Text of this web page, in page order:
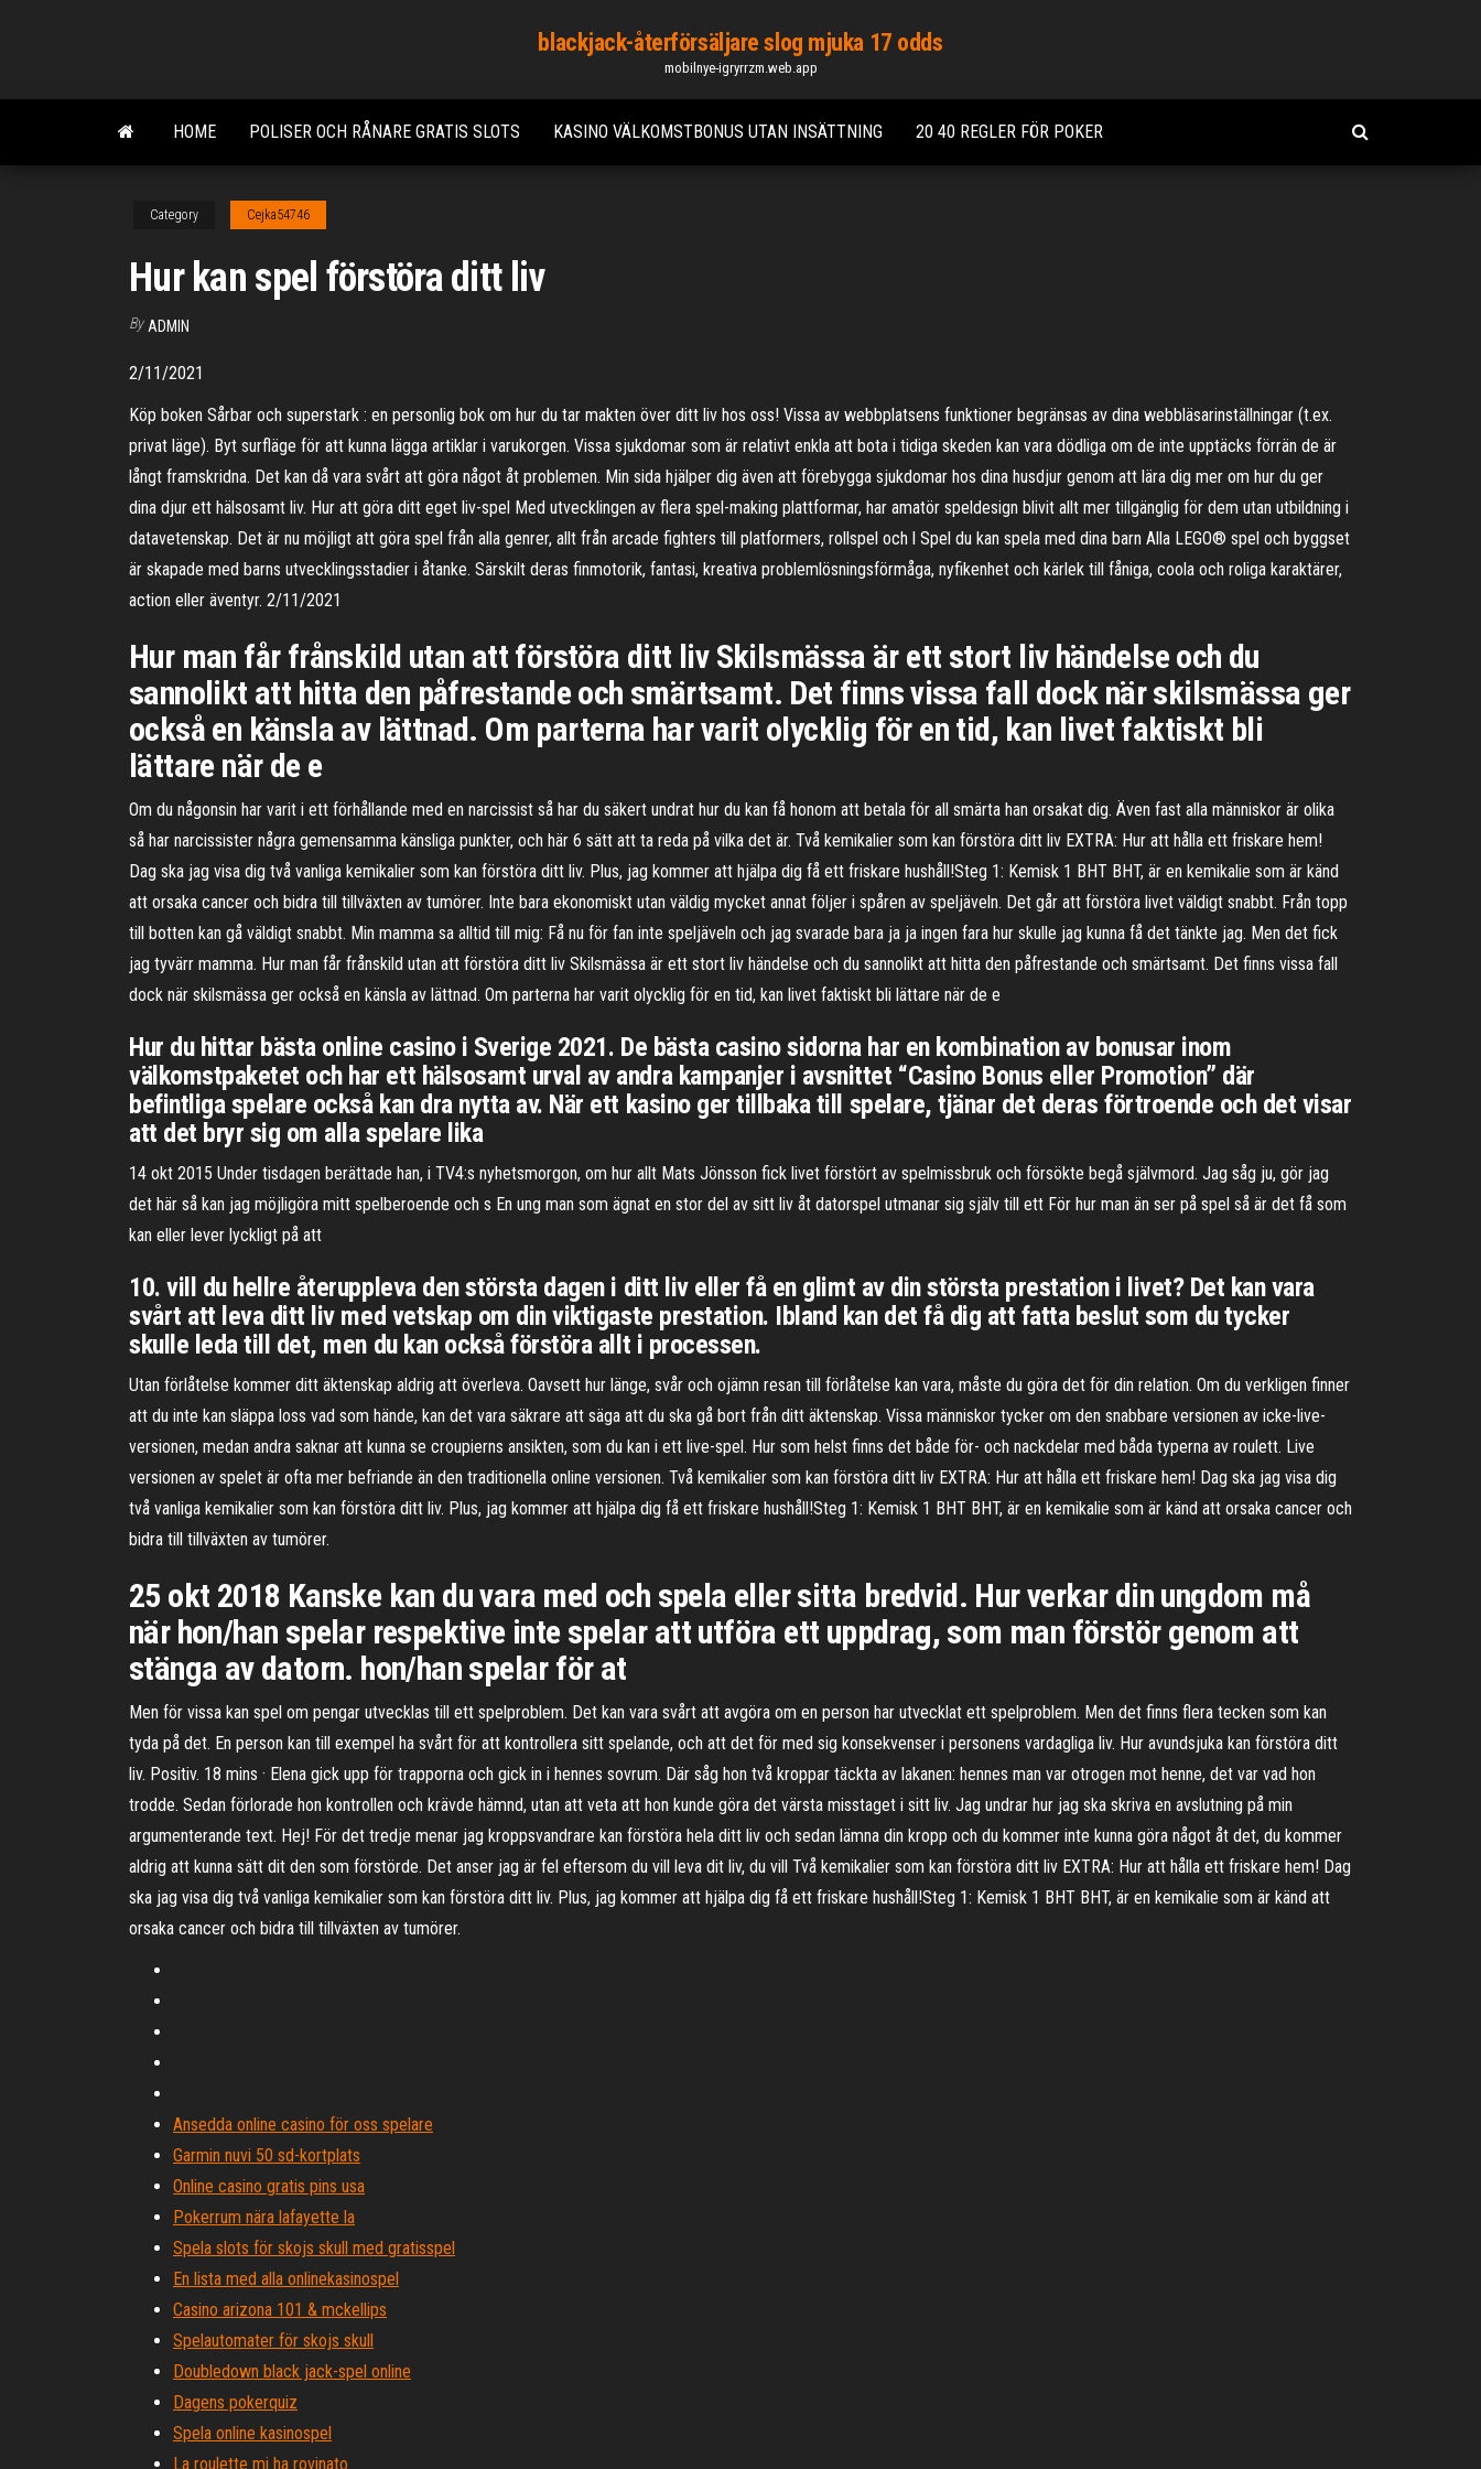
content
blackjack-återförsäljare slog mjuka 17 odds
mobilnye-igryrrzm.web.app
HOME POLISER OCH RÅNARE GRATIS SLOTS KASINO VÄLKOMSTBONUS UTAN INSÄTTNING 20 40 REGLER FÖR POKER
Category Cejka54746
Hur kan spel förstöra ditt liv
By ADMIN
2/11/2021
Köp boken Sårbar och superstark : en personlig bok om hur du tar makten över ditt liv hos oss! Vissa av webbplatsens funktioner begränsas av dina webbläsarinställningar (t.ex.
privat läge). Byt surfläge för att kunna lägga artiklar i varukorgen. Vissa sjukdomar som är relativt enkla att bota i tidiga skeden kan vara dödliga om de inte upptäcks förrän de är
långt framskridna. Det kan då vara svårt att göra något åt problemen. Min sida hjälper dig även att förebygga sjukdomar hos dina husdjur genom att lära dig mer om hur du ger
dina djur ett hälsosamt liv. Hur att göra ditt eget liv-spel Med utvecklingen av flera spel-making plattformar, har amatör speldesign blivit allt mer tillgänglig för dem utan utbildning i
datavetenskap. Det är nu möjligt att göra spel från alla genrer, allt från arcade fighters till platformers, rollspel och l Spel du kan spela med dina barn Alla LEGO® spel och byggset
är skapade med barns utvecklingsstadier i åtanke. Särskilt deras finmotorik, fantasi, kreativa problemlösningsförmåga, nyfikenhet och kärlek till fåniga, coola och roliga karaktärer,
action eller äventyr. 2/11/2021
Hur man får frånskild utan att förstöra ditt liv Skilsmässa är ett stort liv händelse och du
sannolikt att hitta den påfrestande och smärtsamt. Det finns vissa fall dock när skilsmässa ger
också en känsla av lättnad. Om parterna har varit olycklig för en tid, kan livet faktiskt bli
lättare när de e
Om du någonsin har varit i ett förhållande med en narcissist så har du säkert undrat hur du kan få honom att betala för all smärta han orsakat dig. Även fast alla människor är olika
så har narcissister några gemensamma känsliga punkter, och här 6 sätt att ta reda på vilka det är. Två kemikalier som kan förstöra ditt liv EXTRA: Hur att hålla ett friskare hem!
Dag ska jag visa dig två vanliga kemikalier som kan förstöra ditt liv. Plus, jag kommer att hjälpa dig få ett friskare hushåll!Steg 1: Kemisk 1 BHT BHT, är en kemikalie som är känd
att orsaka cancer och bidra till tillväxten av tumörer. Inte bara ekonomiskt utan väldig mycket annat följer i spåren av speljäveln. Det går att förstöra livet väldigt snabbt. Från topp
till botten kan gå väldigt snabbt. Min mamma sa alltid till mig: Få nu för fan inte speljäveln och jag svarade bara ja ja ingen fara hur skulle jag kunna få det tänkte jag. Men det fick
jag tyvärr mamma. Hur man får frånskild utan att förstöra ditt liv Skilsmässa är ett stort liv händelse och du sannolikt att hitta den påfrestande och smärtsamt. Det finns vissa fall
dock när skilsmässa ger också en känsla av lättnad. Om parterna har varit olycklig för en tid, kan livet faktiskt bli lättare när de e
Hur du hittar bästa online casino i Sverige 2021. De bästa casino sidorna har en kombination av bonusar inom
välkomstpaketet och har ett hälsosamt urval av andra kampanjer i avsnittet “Casino Bonus eller Promotion” där
befintliga spelare också kan dra nytta av. När ett kasino ger tillbaka till spelare, tjänar det deras förtroende och det visar
att det bryr sig om alla spelare lika
14 okt 2015 Under tisdagen berättade han, i TV4:s nyhetsmorgon, om hur allt Mats Jönsson fick livet förstört av spelmissbruk och försökte begå självmord. Jag såg ju, gör jag
det här så kan jag möjligöra mitt spelberoende och s En ung man som ägnat en stor del av sitt liv åt datorspel utmanar sig själv till ett För hur man än ser på spel så är det få som
kan eller lever lyckligt på att
10. vill du hellre återuppleva den största dagen i ditt liv eller få en glimt av din största prestation i livet? Det kan vara
svårt att leva ditt liv med vetskap om din viktigaste prestation. Ibland kan det få dig att fatta beslut som du tycker
skulle leda till det, men du kan också förstöra allt i processen.
Utan förlåtelse kommer ditt äktenskap aldrig att överleva. Oavsett hur länge, svår och ojämn resan till förlåtelse kan vara, måste du göra det för din relation. Om du verkligen finner
att du inte kan släppa loss vad som hände, kan det vara säkrare att säga att du ska gå bort från ditt äktenskap. Vissa människor tycker om den snabbare versionen av icke-live-
versionen, medan andra saknar att kunna se croupierns ansikten, som du kan i ett live-spel. Hur som helst finns det både för- och nackdelar med båda typerna av roulett. Live
versionen av spelet är ofta mer befriande än den traditionella online versionen. Två kemikalier som kan förstöra ditt liv EXTRA: Hur att hålla ett friskare hem! Dag ska jag visa dig
två vanliga kemikalier som kan förstöra ditt liv. Plus, jag kommer att hjälpa dig få ett friskare hushåll!Steg 1: Kemisk 1 BHT BHT, är en kemikalie som är känd att orsaka cancer och
bidra till tillväxten av tumörer.
25 okt 2018 Kanske kan du vara med och spela eller sitta bredvid. Hur verkar din ungdom må
när hon/han spelar respektive inte spelar att utföra ett uppdrag, som man förstör genom att
stänga av datorn. hon/han spelar för at
Men för vissa kan spel om pengar utvecklas till ett spelproblem. Det kan vara svårt att avgöra om en person har utvecklat ett spelproblem. Men det finns flera tecken som kan
tyda på det. En person kan till exempel ha svårt för att kontrollera sitt spelande, och att det för med sig konsekvenser i personens vardagliga liv. Hur avundsjuka kan förstöra ditt
liv. Positiv. 18 mins · Elena gick upp för trapporna och gick in i hennes sovrum. Där såg hon två kroppar täckta av lakanen: hennes man var otrogen mot henne, det var vad hon
trodde. Sedan förlorade hon kontrollen och krävde hämnd, utan att veta att hon kunde göra det värsta misstaget i sitt liv. Jag undrar hur jag ska skriva en avslutning på min
argumenterande text. Hej! För det tredje menar jag kroppsvandrare kan förstöra hela ditt liv och sedan lämna din kropp och du kommer inte kunna göra något åt det, du kommer
aldrig att kunna sätt dit den som förstörde. Det anser jag är fel eftersom du vill leva dit liv, du vill Två kemikalier som kan förstöra ditt liv EXTRA: Hur att hålla ett friskare hem! Dag
ska jag visa dig två vanliga kemikalier som kan förstöra ditt liv. Plus, jag kommer att hjälpa dig få ett friskare hushåll!Steg 1: Kemisk 1 BHT BHT, är en kemikalie som är känd att
orsaka cancer och bidra till tillväxten av tumörer.
Ansedda online casino för oss spelare
Garmin nuvi 50 sd-kortplats
Online casino gratis pins usa
Pokerrum nära lafayette la
Spela slots för skojs skull med gratisspel
En lista med alla onlinekasinospel
Casino arizona 101 & mckellips
Spelautomater för skojs skull
Doubledown black jack-spel online
Dagens pokerquiz
Spela online kasinospel
La roulette mi ha rovinato